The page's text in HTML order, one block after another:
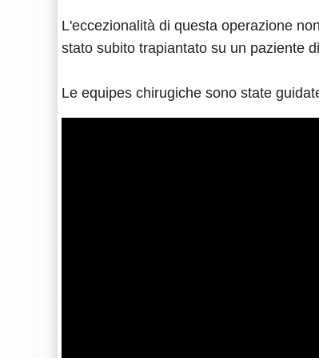
L'eccezionalità di questa operazione
stato subito trapiantato su un paziente
Le equipes chirugiche sono state